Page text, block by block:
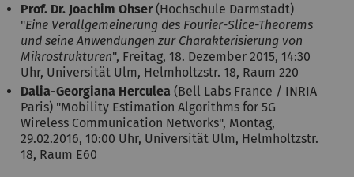
Prof. Dr. Joachim Ohser(Hochschule Darmstadt)
"Eine Verallgemeinerung des Fourier-Slice-Theorems
und seine Anwendungen zur Charakterisierung von
Mikrostrukturen", Freitag, 18. Dezember 2015, 14:30
Uhr, Universität Ulm, Helmholtzstr. 18, Raum 220
Dalia-Georgiana Herculea (Bell Labs France / INRIA
Paris) "Mobility Estimation Algorithms for 5G
Wireless Communication Networks", Montag,
29.02.2016, 10:00 Uhr, Universität Ulm, Helmholtzstr.
18, Raum E60